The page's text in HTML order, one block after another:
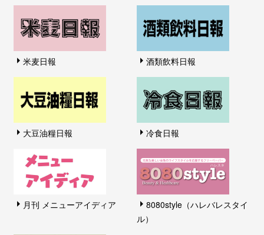
米麦日報 酒類飲料日報
大豆油糧日報 冷食日報
月刊 メニューアイディア
8080style（ハレバレスタイ
ル）